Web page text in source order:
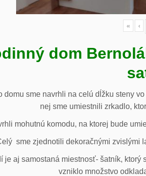
« ‹
dom
domu sme navrhli na celú dĺžku steny
nej sme umiestnili zrkadlo,
mohutnú komodu, na ktorej bude
sme zjednotili dekoračnými zvislými
je aj samostaná miestnosť- šatník,
vzniklo množstvo